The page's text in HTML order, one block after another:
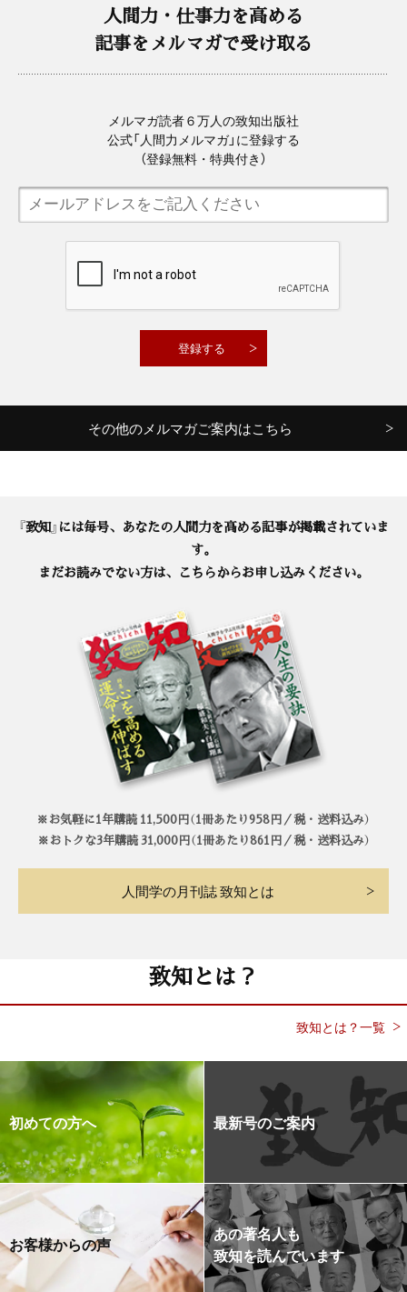
人間力・仕事力を高める
記事をメルマガで受け取る
メルマガ読者６万人の致知出版社
公式「人間力メルマガ」に登録する
（登録無料・特典付き）
その他のメルマガご案内はこちら
『致知』には毎号、あなたの人間力を高める記事が掲載されていま
す。
まだお読みでない方は、こちらからお申し込みください。
※お気軽に1年購読 11,500円（1冊あたり958円／税・送料込み）
※おトクな3年購読 31,000円（1冊あたり861円／税・送料込み）
人間学の月刊誌 致知とは
致知とは？
致知とは？一覧
初めての方へ 最新号のご案内
お客様からの声
あの著名人も
致知を読んでいます